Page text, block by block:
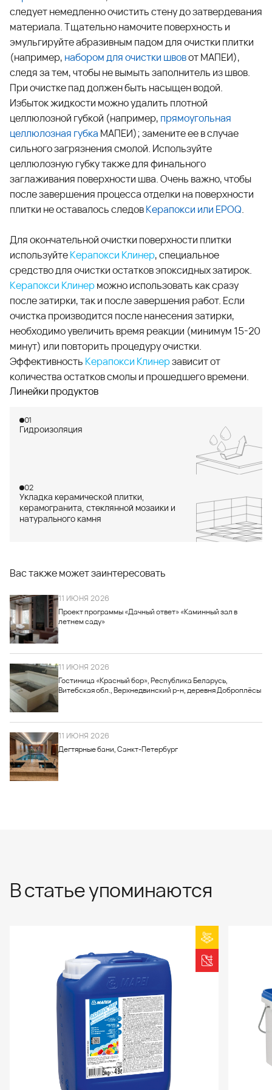
следует немедленно очистить стену до затвердевания
материала. Тщательно намочите поверхность и
эмульгируйте абразивным падом для очистки плитки
(например, набором для очистки швовот МАПЕИ),
следя за тем, чтобы не вымыть заполнитель из швов.
При очистке пад должен быть насыщен водой.
Избыток жидкости можно удалить плотной
целлюлозной губкой (например, прямоугольная
целлюлозная губка МАПЕИ); замените ее в случае
сильного загрязнения смолой. Используйте
целлюлозную губку также для финального
заглаживания поверхности шва. Очень важно, чтобы
после завершения процесса отделки на поверхности
плитки не оставалось следовКерапокси или EPOQ.
Для окончательной очистки поверхности плитки
используйтеКерапокси Клинер, специальное
средство для очистки остатков эпоксидных затирок.
Керапокси Клинерможно использовать как сразу
после затирки, так и после завершения работ. Если
очистка производится после нанесения затирки,
необходимо увеличить время реакции (минимум 15-20
минут) или повторить процедуру очистки.
Эффективность Керапокси Клинерзависит от
количества остатков смолы и прошедшего времени.
Линейки продуктов
01
Гидроизоляция
02
Укладка керамической плитки,
керамогранита, стеклянной мозаики и
натурального камня
Вас также может заинтересовать
11 ИЮНЯ 2026
Проект программы «Дачный ответ» «Каминный зал в
летнем саду»
11 ИЮНЯ 2026
Гостиница «Красный бор», Республика Беларусь,
Витебская обл., Верхнедвинский р-н, деревня Доброплёсы
11 ИЮНЯ 2026
Дегтярные бани, Санкт-Петербург
В статье упоминаются